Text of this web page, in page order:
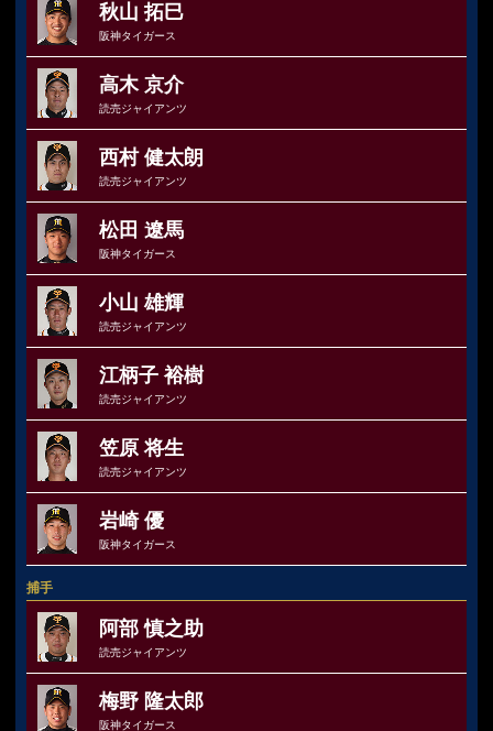
秋山 拓巳
阪神タイガース
高木 京介
読売ジャイアンツ
西村 健太朗
読売ジャイアンツ
松田 遼馬
阪神タイガース
小山 雄輝
読売ジャイアンツ
江柄子 裕樹
読売ジャイアンツ
笠原 将生
読売ジャイアンツ
岩崎 優
阪神タイガース
捕手
阿部 慎之助
読売ジャイアンツ
梅野 隆太郎
阪神タイガース